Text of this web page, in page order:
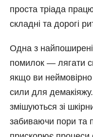
проста тріада
складні та дорогі
Одна з
помилок — лягати
якщо ви неймовірно
сили для
змішуються зі
забиваючи пори та